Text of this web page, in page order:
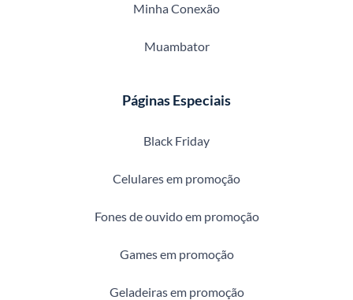
Minha Conexão
Muambator
Páginas Especiais
Black Friday
Celulares em promoção
Fones de ouvido em promoção
Games em promoção
Geladeiras em promoção